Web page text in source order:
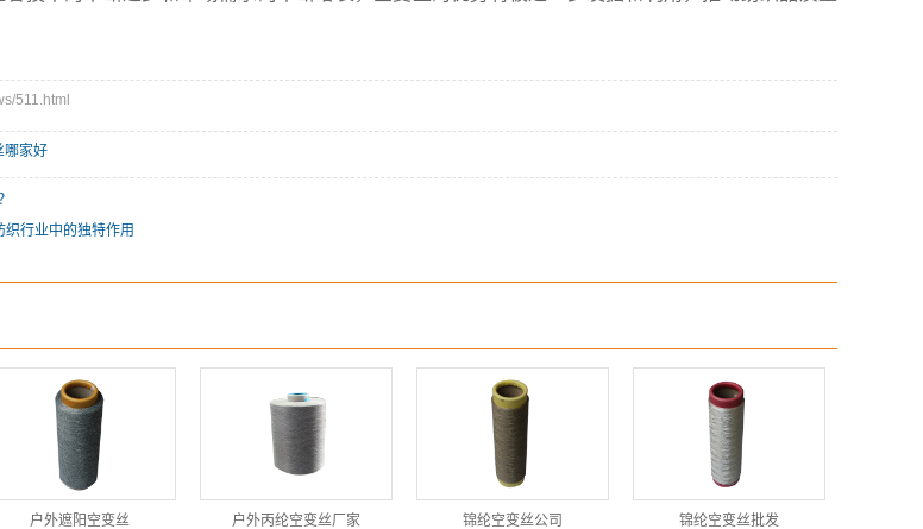
511.html
哪家好
行业中的独特作用
户外遮阳空变丝 户外丙纶空变丝厂家 锦纶空变丝公司 锦纶空变丝批发